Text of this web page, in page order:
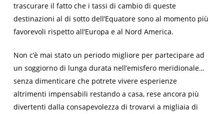
trascurare il fatto che i tassi di cambio di queste
destinazioni al di sotto dell’Equatore sono al momento più
favorevoli rispetto all’Europa e al Nord America.
Non c’è mai stato un periodo migliore per partecipare ad
un soggiorno di lunga durata nell’emisfero meridionale…
senza dimenticare che potrete vivere esperienze
altrimenti impensabili restando a casa, rese ancora più
divertenti dalla consapevolezza di trovarvi a migliaia di